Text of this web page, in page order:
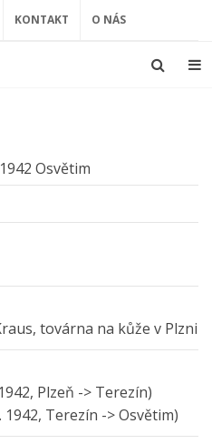
KONTAKT O NÁS
Osvětim
továrna na kůže v Plzni
Plzeň -> Terezín)
Terezín -> Osvětim)